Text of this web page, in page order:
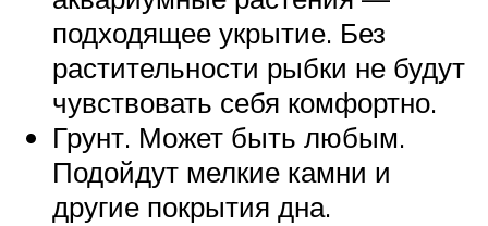
подходящее укрытие. Без
растительности рыбки не будут
чувствовать себя комфортно.
Грунт. Может быть любым.
Подойдут мелкие камни и
другие покрытия дна.